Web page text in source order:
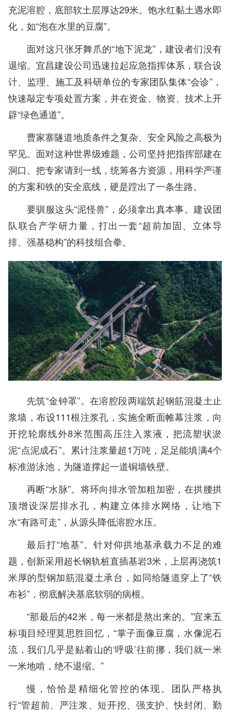
充泥溶腔，底部软土层厚达29米。饱水红黏土遇水即
化，如“泡在水里的豆腐”。
面对这只张牙舞爪的“地下泥龙”，建设者们没有
退缩。宜昌建设公司迅速拉起应急指挥体系，联合设
计、监理、施工及科研单位的专家团队集体“会诊”，
快速敲定专项处置方案，并在资金、物资、技术上开
辟“绿色通道”。
曹家寨隧道地质条件之复杂、安全风险之高极为
罕见。面对这种世界级难题，公司坚持把指挥部建在
洞口、把专家请到一线，统筹各方资源，用科学严谨
的方案和铁的安全底线，硬是蹚出了一条生路。
要驯服这头“泥怪兽”，必须拿出真本事。建设团
队联合产学研力量，打出一套“超前加固、立体导
排、强基稳构”的科技组合拳。
先筑“金钟罩”。在溶腔段两端筑起钢筋混凝土止
浆墙，布设111根注浆孔，实施全断面帷幕注浆，向
开挖轮廓线外8米范围高压注入浆液，把流塑状淤
泥“点泥成石”。累计注浆量超1万吨，足足能填满4个
标准游泳池，为隧道撑起一道铜墙铁壁。
再断“水脉”。将环向排水管加粗加密，在拱腰拱
顶增设深层排水孔，构建立体排水网络，让地下
水“有路可走”，从源头降低溶腔水压。
最后打“地基”。针对仰拱地基承载力不足的难
题，创新采用超长钢轨桩直插基岩3米，上层再浇筑1
米厚的型钢加筋混凝土承台，如同给隧道穿上了“铁
布衫”，彻底解决基底软弱的病根。
“那最后的42米，每一米都是熬出来的。”宜来五
标项目经理莫思胜回忆，“掌子面像豆腐，水像泥石
流，我们几乎是贴着山的‘呼吸’往前挪，我们就一米
一米地啃，绝不退缩。”
慢，恰恰是精细化管控的体现。团队严格执
行“管超前、严注浆、短开挖、强支护、快封闭、勤